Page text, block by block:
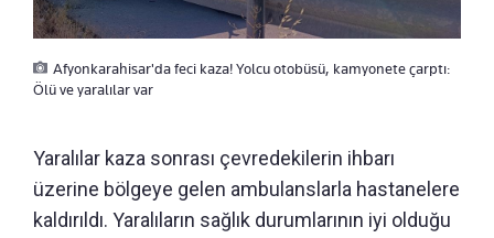
Afyonkarahisar'da feci kaza! Yolcu otobüsü, kamyonete çarptı:
Ölü ve yaralılar var
Yaralılar kaza sonrası çevredekilerin ihbarı
üzerine bölgeye gelen ambulanslarla hastanelere
kaldırıldı. Yaralıların sağlık durumlarının iyi olduğu